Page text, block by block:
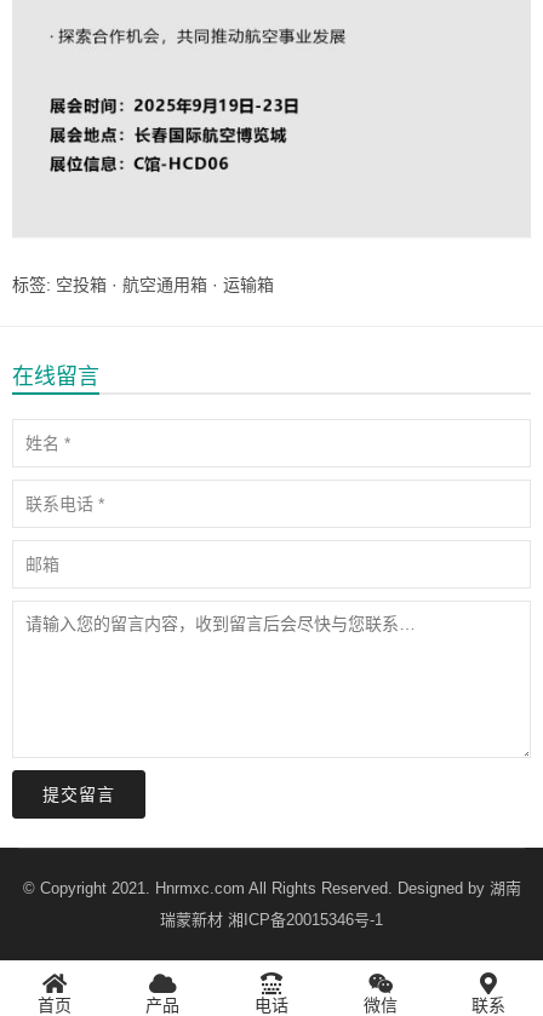
标签: 空投箱 · 航空通用箱 · 运输箱
在线留言
提交留言
© Copyright 2021. Hnrmxc.com All Rights Reserved. Designed by 湖南
瑞蒙新材 湘ICP备20015346号-1
首页 产品 电话 微信 联系